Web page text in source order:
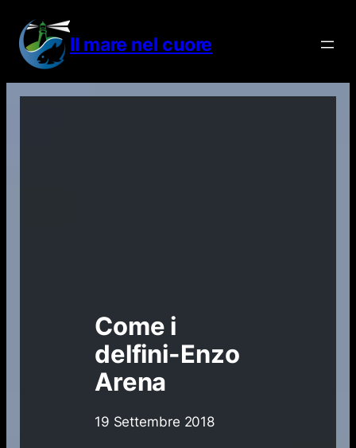
contenuto
Il mare nel cuore
Come i
delfini-Enzo
Arena
19 Settembre 2018